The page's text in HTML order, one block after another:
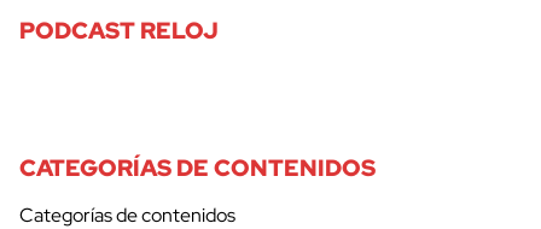
PODCAST RELOJ
CATEGORÍAS DE CONTENIDOS
Categorías de contenidos